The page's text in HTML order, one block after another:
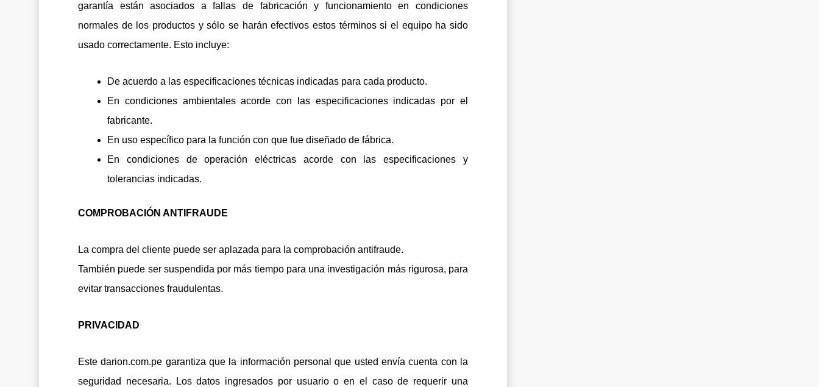
garantía están asociados a fallas de fabricación y funcionamiento en condiciones
normales de los productos y sólo se harán efectivos estos términos si el equipo ha sido
usado correctamente. Esto incluye:
De acuerdo a las especificaciones técnicas indicadas para cada producto.
En condiciones ambientales acorde con las especificaciones indicadas por el
fabricante.
En uso específico para la función con que fue diseñado de fábrica.
En condiciones de operación eléctricas acorde con las especificaciones y
tolerancias indicadas.
COMPROBACIÓN ANTIFRAUDE
La compra del cliente puede ser aplazada para la comprobación antifraude.
También puede ser suspendida por más tiempo para una investigación más rigurosa, para
evitar transacciones fraudulentas.
PRIVACIDAD
Este darion.com.pe garantiza que la información personal que usted envía cuenta con la
seguridad necesaria. Los datos ingresados por usuario o en el caso de requerir una